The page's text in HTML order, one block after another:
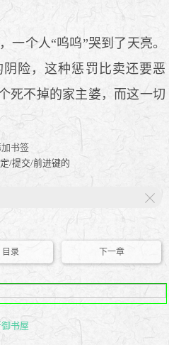
个人“呜呜”哭到了天亮。
险，这种惩罚比卖还要恶
死不掉的家主婆，而这一切
书签
/提交/前进键的
目录 下一章
书屋